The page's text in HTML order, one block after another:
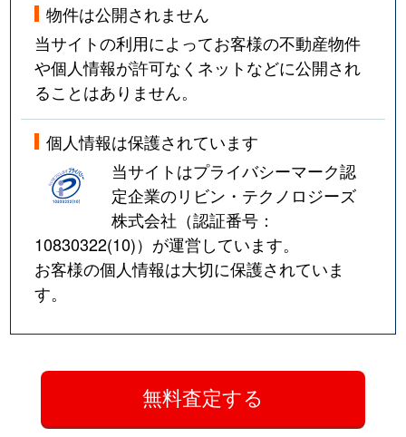
物件は公開されません
当サイトの利用によってお客様の不動産物件
や個人情報が許可なくネットなどに公開され
ることはありません。
個人情報は保護されています
当サイトはプライバシーマーク認
定企業のリビン・テクノロジーズ
株式会社（認証番号：
10830322(10)）が運営しています。
お客様の個人情報は大切に保護されていま
す。